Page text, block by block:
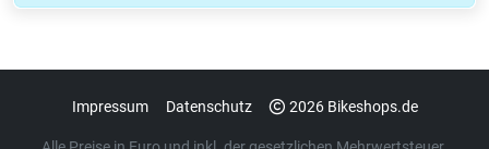
Impressum Datenschutz 2026 Bikeshops.de